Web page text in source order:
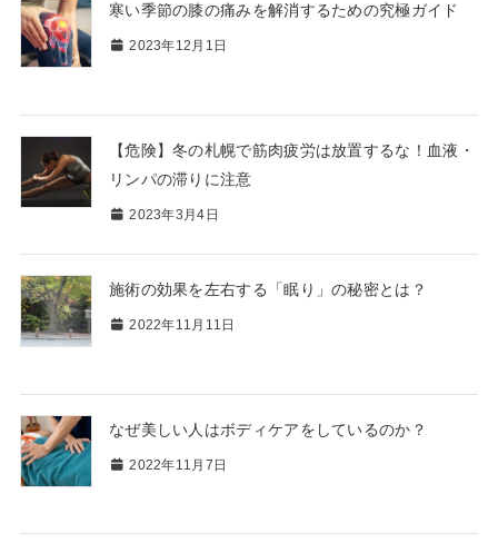
寒い季節の膝の痛みを解消するための究極ガイド
2023年12月1日
【危険】冬の札幌で筋肉疲労は放置するな！血液・
リンパの滞りに注意
2023年3月4日
施術の効果を左右する「眠り」の秘密とは？
2022年11月11日
なぜ美しい人はボディケアをしているのか？
2022年11月7日